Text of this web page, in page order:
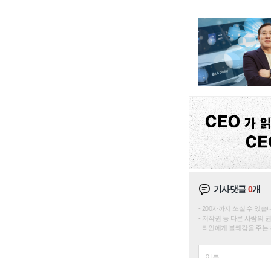
기사댓글0개
200자까지 쓰실 수 있습
저작권 등 다른 사람의
타인에게 불쾌감을 주는